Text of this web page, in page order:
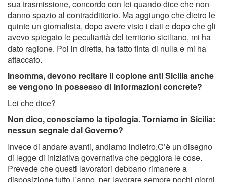
sua trasmissione, concordo con lei quando dice che non
danno spazio al contraddittorio. Ma aggiungo che dietro le
quinte un giornalista, dopo avere visto i dati e dopo che gli
avevo spiegato le peculiarità del territorio siciliano, mi ha
dato ragione. Poi in diretta, ha fatto finta di nulla e mi ha
attaccato.
Insomma, devono recitare il copione anti Sicilia anche
se vengono in possesso di informazioni concrete?
Lei che dice?
Non dico, conosciamo la tipologia. Torniamo in Sicilia:
nessun segnale dal Governo?
Invece di andare avanti, andiamo indietro.C’è un disegno
di legge di iniziativa governativa che peggiora le cose.
Prevede che questi lavoratori debbano rimanere a